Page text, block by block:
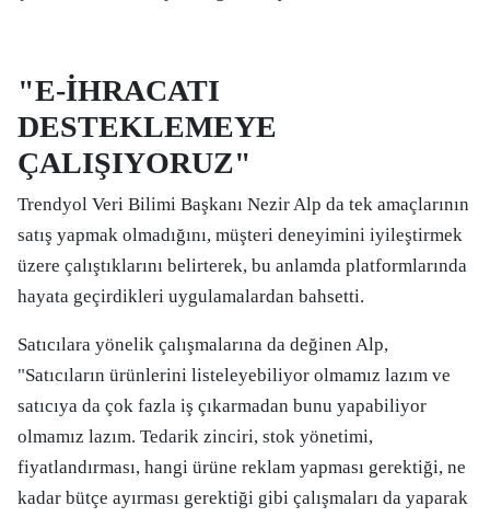
"E-İHRACATI
DESTEKLEMEYE
ÇALIŞIYORUZ"
Trendyol Veri Bilimi Başkanı Nezir Alp da tek amaçlarının
satış yapmak olmadığını, müşteri deneyimini iyileştirmek
üzere çalıştıklarını belirterek, bu anlamda platformlarında
hayata geçirdikleri uygulamalardan bahsetti.
Satıcılara yönelik çalışmalarına da değinen Alp,
"Satıcıların ürünlerini listeleyebiliyor olmamız lazım ve
satıcıya da çok fazla iş çıkarmadan bunu yapabiliyor
olmamız lazım. Tedarik zinciri, stok yönetimi,
fiyatlandırması, hangi ürüne reklam yapması gerektiği, ne
kadar bütçe ayırması gerektiği gibi çalışmaları da yaparak